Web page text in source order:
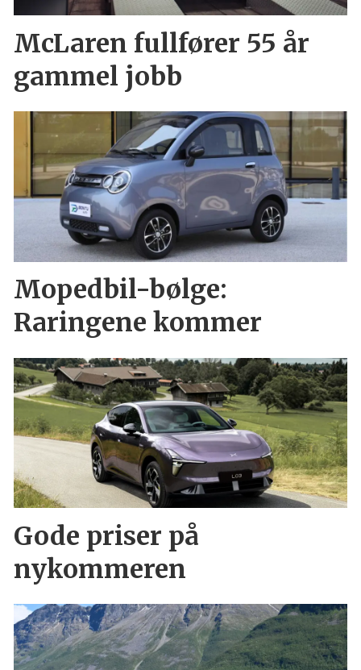
McLaren fullfører 55 år
gammel jobb
Mopedbil-bølge:
Raringene kommer
Gode priser på
nykommeren